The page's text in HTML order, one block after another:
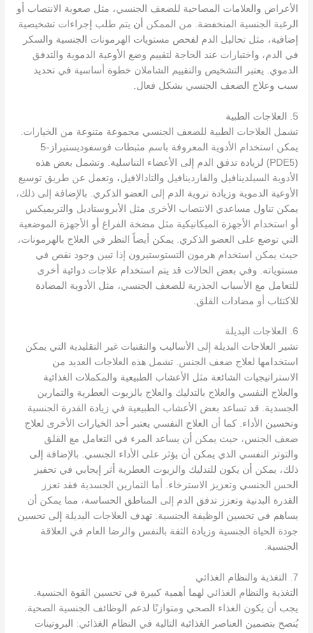
الأعراض والعلامات المصاحبة للضعف الجنسي، مثل صعوبة الانتصاب أو
الرغبة الجنسية المنخفضة. من الممكن أن يتم طلب إجراءات تشخيصية
إضافية، مثل تحاليل الدم لفحص مستويات الهرمونات الجنسية والسكر
في الدم، واختبارات عند الحاجة لتقييم وضع الأوعية الدموية والتدفق
الدموي. يعتبر التشخيص والتقييم الشاملان خطوة أساسية في تحديد
سبب وعلاج الضعف الجنسي بشكل فعال.
5. العلاجات الطبية
تشمل العلاجات الطبية للضعف الجنسي مجموعة متنوعة من الخيارات.
يمكن استخدام الأدوية المعروفة باسم مثبطات فوسفوديستيراز-5
(PDE5) لزيادة تدفق الدم إلى الأعضاء التناسلية. وتشمل بعض هذه
الأدوية السيلدينافيل والفاردينافيل والتادالافيل، وتعمل عن طريق توسيع
الأوعية الدموية وزيادة تروية الدم إلى العضو الذكري. بالإضافة إلى ذلك،
يمكن تناول مساعدي الانتصاب الأخرى مثل الأبروستاديل والتريميكس
أو استخدام الأجهزة الميكانيكية مثل مضخة الفراغ أو الأجهزة الموضعية
التي توضع على العضو الذكري. يمكن أيضاً النظر في العلاج بالهرمونات،
حيث يمكن استخدام هرمون التستوستيرون إذا تبين وجود نقص في
مستوياته. وفي بعض الحالات قد يتم استخدام علاجات دوائية أخرى
للتعامل مع الأسباب الجذرية للضعف الجنسي، مثل الأدوية المضادة
للاكتئاب أو مضادات القلق.
6. العلاجات البديلة
تشير العلاجات البديلة إلى الأساليب والتقنيات غير التقليدية التي يمكن
استخدامها لعلاج ضعف الجنس. تشمل هذه العلاجات العديد من
الاستراتيجيات الشائعة مثل الأعشاب الطبيعية والمكملات الغذائية
والعلاج النفسي والعلاج بالتدليك والعلاج بالزيوت العطرية والتمارين
الجسدية. قد تساعد بعض الأعشاب الطبيعية في زيادة القدرة الجنسية
وتحسين الأداء. كما أن العلاج النفسي يعتبر أحد الخيارات الأخرى لعلاج
ضعف الجنس، حيث يمكن أن يساعد المرء في التعامل مع القلق
والتوتر النفسي الذي يمكن أن يؤثر على الأداء الجنسي. بالإضافة إلى
ذلك، يمكن أن يكون للتدليك والزيوت العطرية أثر إيجابي في تحفيز
الحس الجنسي وتعزيز الاسترخاء. أما التمارين الجسدية فقد تعزز
القدرة البدنية وتعزز تدفق الدم إلى المناطق الحساسة، مما يمكن أن
يساهم في تحسين الوظيفة الجنسية. تهدف العلاجات البديلة إلى تحسين
جودة الحياة الجنسية وزيادة الثقة بالنفس والرضا العام في العلاقة
الجنسية.
7. التغذية والنظام الغذائي
التغذية والنظام الغذائي لهما أهمية كبيرة في تحسين القوة الجنسية.
يجب أن يكون الغذاء الصحي ومتوازنًا لدعم الوظائف الجنسية الصحية.
يُنصح بتضمين العناصر الغذائية التالية في النظام الغذائي: البروتينات